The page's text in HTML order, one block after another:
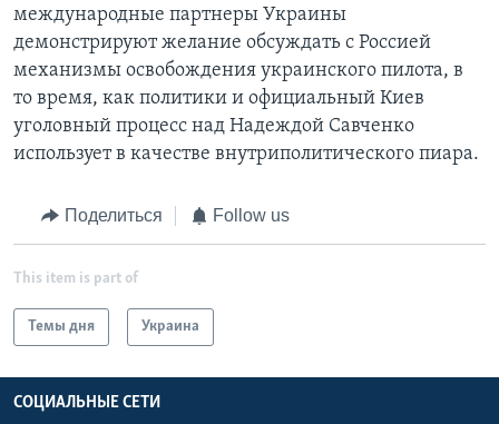
международные партнеры Украины
демонстрируют желание обсуждать с Россией
механизмы освобождения украинского пилота, в
то время, как политики и официальный Киев
уголовный процесс над Надеждой Савченко
использует в качестве внутриполитического пиара.
Поделиться Follow us
This item is part of
Темы дня Украина
СОЦИАЛЬНЫЕ СЕТИ